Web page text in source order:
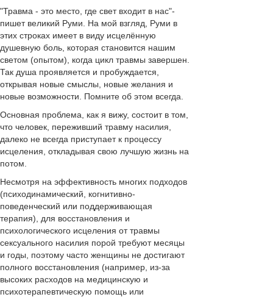
"Травма - это место, где свет входит в нас"-
пишет великий Руми. На мой взгляд, Руми в
этих строках имеет в виду исцелённую
душевную боль, которая становится нашим
светом (опытом), когда цикл травмы завершен.
Так душа проявляется и пробуждается,
открывая новые смыслы, новые желания и
новые возможности. Помните об этом всегда.
Основная проблема, как я вижу, состоит в том,
что человек, переживший травму насилия,
далеко не всегда приступает к процессу
исцеления, откладывая свою лучшую жизнь на
потом.
Несмотря на эффективность многих подходов
(психодинамический, когнитивно-
поведенческий или поддерживающая
терапия), для восстановления и
психологического исцеления от травмы
сексуального насилия порой требуют месяцы
и годы, поэтому часто женщины не достигают
полного восстановления (например, из-за
высоких расходов на медицинскую и
психотерапевтическую помощь или